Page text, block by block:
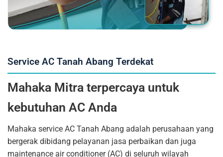
Service AC Tanah Abang Terdekat
Mahaka Mitra terpercaya untuk
kebutuhan AC Anda
Mahaka service AC Tanah Abang adalah perusahaan yang
bergerak dibidang pelayanan jasa perbaikan dan juga
maintenance air conditioner (AC) di seluruh wilayah